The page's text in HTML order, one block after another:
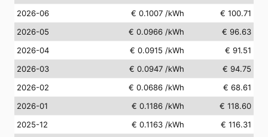
2026-06
€ 0.1007 /kWh
€ 100.71
2026-05
€ 0.0966 /kWh
€ 96.63
2026-04
€ 0.0915 /kWh
€ 91.51
2026-03
€ 0.0947 /kWh
€ 94.75
2026-02
€ 0.0686 /kWh
€ 68.61
2026-01
€ 0.1186 /kWh
€ 118.60
2025-12
€ 0.1163 /kWh
€ 116.31